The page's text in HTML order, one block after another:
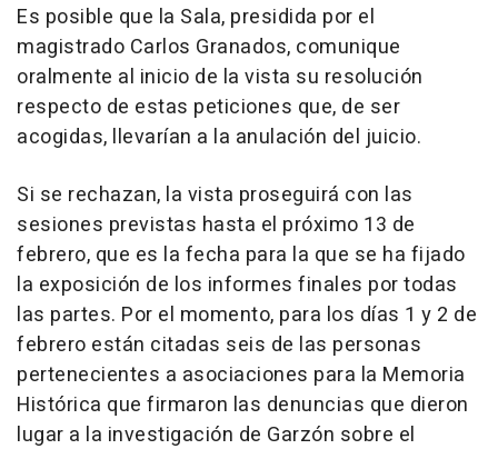
Es posible que la Sala, presidida por el
magistrado Carlos Granados, comunique
oralmente al inicio de la vista su resolución
respecto de estas peticiones que, de ser
acogidas, llevarían a la anulación del juicio.
Si se rechazan, la vista proseguirá con las
sesiones previstas hasta el próximo 13 de
febrero, que es la fecha para la que se ha fijado
la exposición de los informes finales por todas
las partes. Por el momento, para los días 1 y 2 de
febrero están citadas seis de las personas
pertenecientes a asociaciones para la Memoria
Histórica que firmaron las denuncias que dieron
lugar a la investigación de Garzón sobre el